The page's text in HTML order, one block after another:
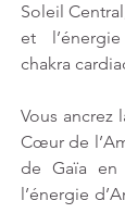
Soleil
et
chakra
Vous ancrez
Cœur de
de Gaïa
l’énergie